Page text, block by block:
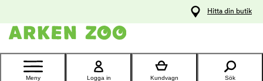
Kontakta
Hitta din butik
Meny Logga in Kundvagn Sök